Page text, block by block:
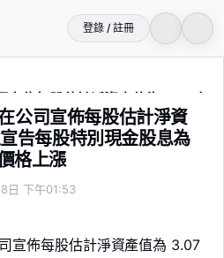
登錄 / 註冊
宣佈每股估計淨資產值為 3.07
公司宣佈每股估計淨資
告每股特別現金股息為
格上漲
日 下午01:53
宣佈每股估計淨資產值為 3.07